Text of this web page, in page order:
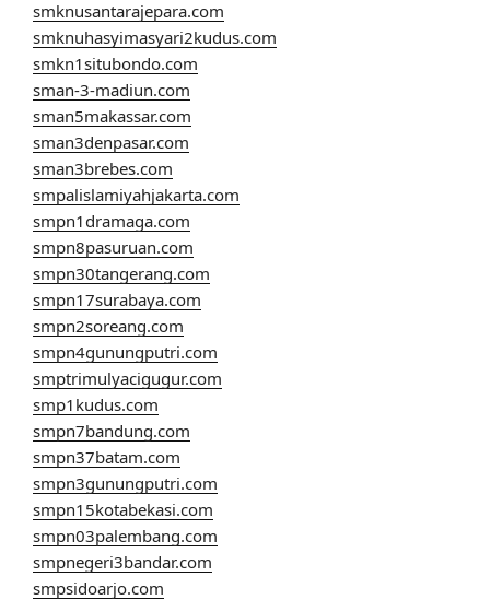
smknusantarajepara.com
smknuhasyimasyari2kudus.com
smkn1situbondo.com
sman-3-madiun.com
sman5makassar.com
sman3denpasar.com
sman3brebes.com
smpalislamiyahjakarta.com
smpn1dramaga.com
smpn8pasuruan.com
smpn30tangerang.com
smpn17surabaya.com
smpn2soreang.com
smpn4gunungputri.com
smptrimulyacigugur.com
smp1kudus.com
smpn7bandung.com
smpn37batam.com
smpn3gunungputri.com
smpn15kotabekasi.com
smpn03palembang.com
smpnegeri3bandar.com
smpsidoarjo.com